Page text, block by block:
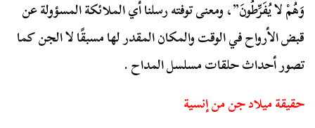
وَهُمْ لا يُفَرِّطُونَ”، ومعنى توفته رسلنا أي الملائكة المسؤولة عن
قبض الأرواح في الوقت والمكان المقدر لها مسبقًا لا الجن كما
تصور أحداث حلقات مسلسل المداح .
حقيقة ميلاد جن من إنسية